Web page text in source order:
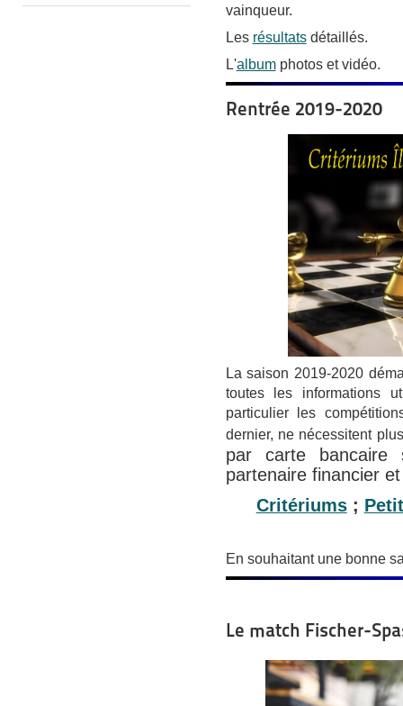
vainqueur.
Les résultatsdétaillés.
L'albumphotos et vidéo.
Rentrée 2019-2020
La saison 2019-2020
toutes les informations
particulier les
dernier, ne nécessitent
par carte
partenaire financier
Critériums;
En souhaitant une bonne
Le match Fischer-